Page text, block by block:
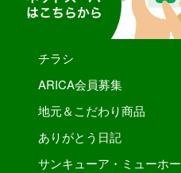
チラシ
ARICA会員募集
地元＆こだわり商品
ありがとう日記
サンキューア・ミューホ